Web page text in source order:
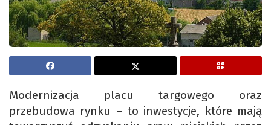
Modernizacja placu targowego oraz
przebudowa rynku – to inwestycje, które mają